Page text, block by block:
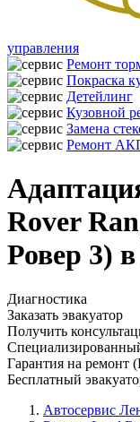
управления
Ремонт
Покраска
Детейлинг
Кузовной
Замена
Ремонт
Rover
Ровер 3)
Диагностика
Заказать эвакуатор
Получить
Гарантия на ремонт
Бесплатный
Автосервис